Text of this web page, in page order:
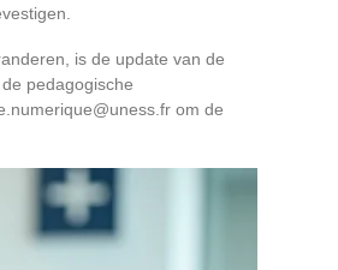
is de update van de
pedagogische
om de